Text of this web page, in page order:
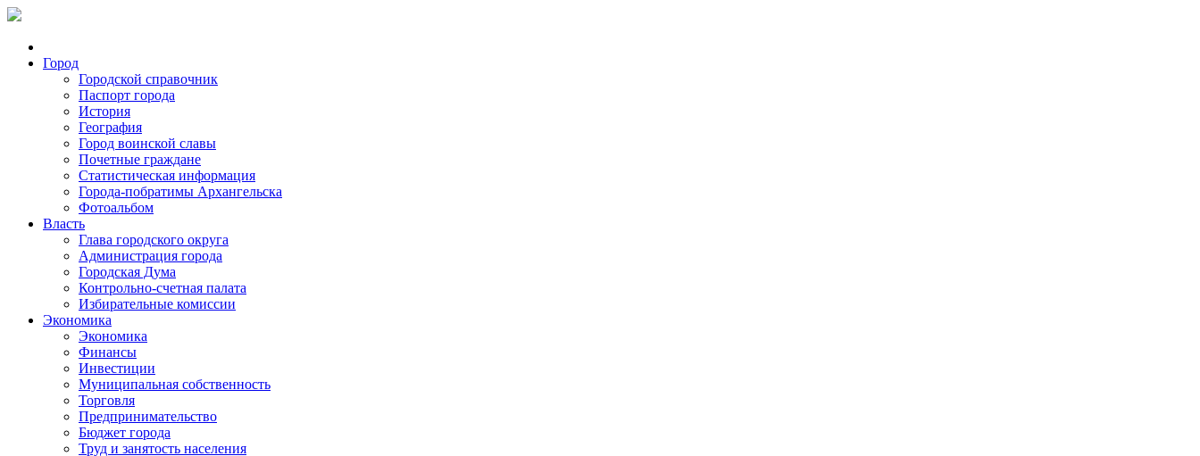
Город
Городской справочник
Паспорт города
История
География
Город воинской славы
Почетные граждане
Статистическая информация
Города-побратимы Архангельска
Фотоальбом
Власть
Глава городского округа
Администрация города
Городская Дума
Контрольно-счетная палата
Избирательные комиссии
Экономика
Экономика
Финансы
Инвестиции
Муниципальная собственность
Торговля
Предпринимательство
Бюджет города
Труд и занятость населения